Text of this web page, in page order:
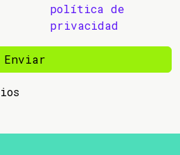
política de
privacidad
Enviar